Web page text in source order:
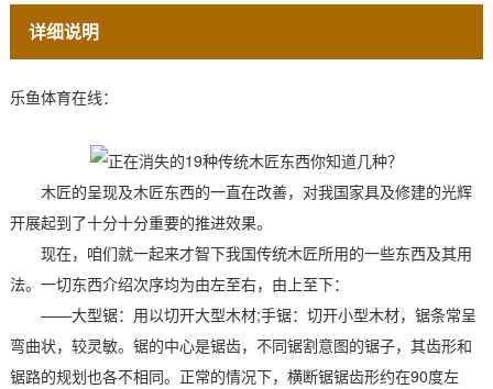
详细说明
乐鱼体育在线：
木匠的呈现及木匠东西的一直在改善，对我国家具及修建的光辉
开展起到了十分十分重要的推进效果。
现在，咱们就一起来才智下我国传统木匠所用的一些东西及其用
法。一切东西介绍次序均为由左至右，由上至下：
——大型锯：用以切开大型木材;手锯：切开小型木材，锯条常呈
弯曲状，较灵敏。锯的中心是锯齿，不同锯割意图的锯子，其齿形和
锯路的规划也各不相同。正常的情况下，横断锯锯齿形约在90度左